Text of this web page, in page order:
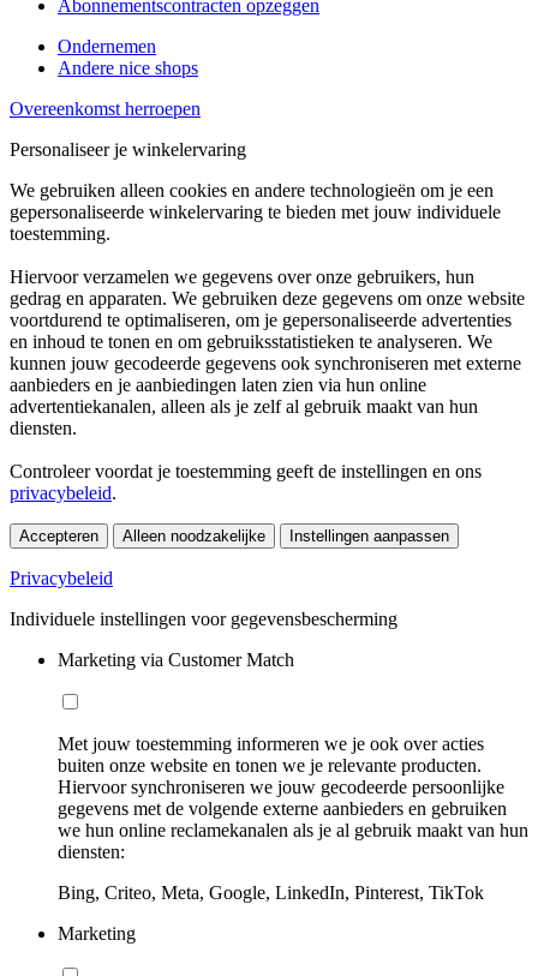
Abonnementscontracten opzeggen
Ondernemen
Andere nice shops
Overeenkomst herroepen
Personaliseer je winkelervaring
We gebruiken alleen cookies en andere technologieën om je een
gepersonaliseerde winkelervaring te bieden met jouw individuele
toestemming.
Hiervoor verzamelen we gegevens over onze gebruikers, hun
gedrag en apparaten. We gebruiken deze gegevens om onze website
voortdurend te optimaliseren, om je gepersonaliseerde advertenties
en inhoud te tonen en om gebruiksstatistieken te analyseren. We
kunnen jouw gecodeerde gegevens ook synchroniseren met externe
aanbieders en je aanbiedingen laten zien via hun online
advertentiekanalen, alleen als je zelf al gebruik maakt van hun
diensten.
Controleer voordat je toestemming geeft de instellingen en ons
privacybeleid.
Accepteren Alleen noodzakelijke Instellingen aanpassen
Privacybeleid
Individuele instellingen voor gegevensbescherming
Marketing via Customer Match
Met jouw toestemming informeren we je ook over acties
buiten onze website en tonen we je relevante producten.
Hiervoor synchroniseren we jouw gecodeerde persoonlijke
gegevens met de volgende externe aanbieders en gebruiken
we hun online reclamekanalen als je al gebruik maakt van hun
diensten:
Bing, Criteo, Meta, Google, LinkedIn, Pinterest, TikTok
Marketing